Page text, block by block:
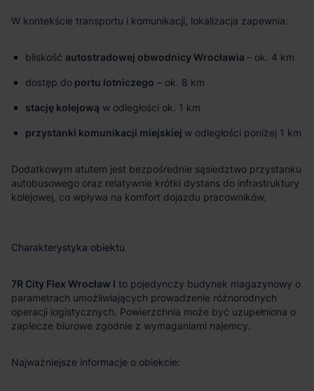
W kontekście transportu i komunikacji, lokalizacja zapewnia:
bliskość autostradowej obwodnicy Wrocławia – ok. 4 km
dostęp do portu lotniczego – ok. 8 km
stację kolejową w odległości ok. 1 km
przystanki komunikacji miejskiej w odległości poniżej 1 km
Dodatkowym atutem jest bezpośrednie sąsiedztwo przystanku
autobusowego oraz relatywnie krótki dystans do infrastruktury
kolejowej, co wpływa na komfort dojazdu pracowników.
Charakterystyka obiektu
7R City Flex Wrocław I to pojedynczy budynek magazynowy o
parametrach umożliwiających prowadzenie różnorodnych
operacji logistycznych. Powierzchnia może być uzupełniona o
zaplecze biurowe zgodnie z wymaganiami najemcy.
Najważniejsze informacje o obiekcie: